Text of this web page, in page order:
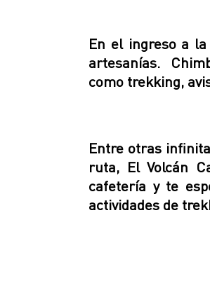
En el ingreso a
artesanías.
como trekking,
Entre otras
ruta, El Volcán
cafetería y te
actividades de